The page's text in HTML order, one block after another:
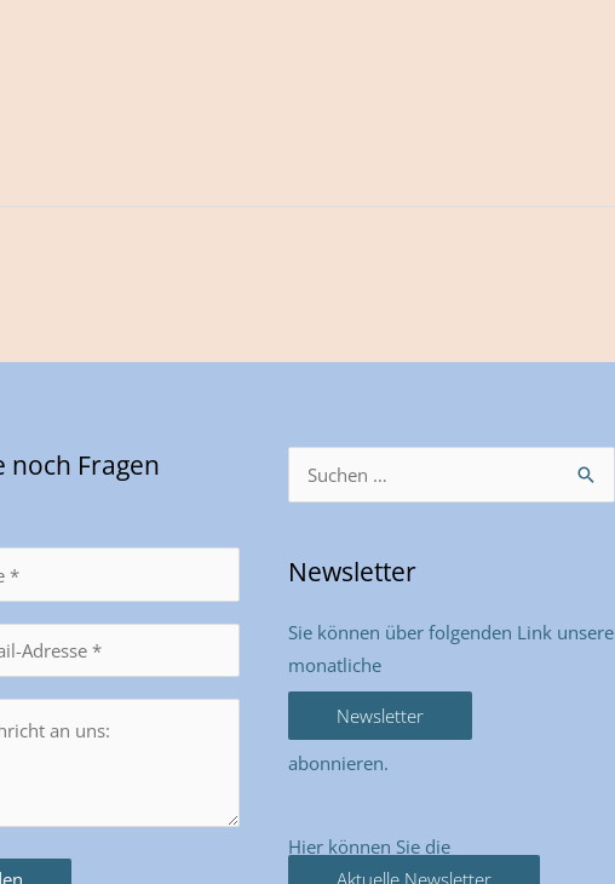
noch Fragen
Suchen
Newsletter
Sie können über folgenden Link unsere
monatliche
Newsletter
abonnieren.
Hier können Sie die
Aktuelle Newsletter